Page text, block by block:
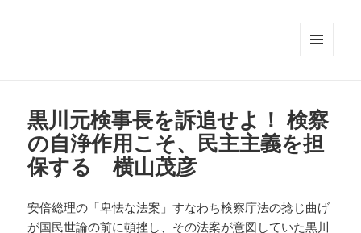
ット
黒川元検事長を訴追せよ！ 検察
の自浄作用こそ、民主主義を担
保する 横山茂彦
安倍総理の「卑怯な法案」すなわち検察庁法の捻じ曲げ
が国民世論の前に頓挫し、その法案が意図していた黒川